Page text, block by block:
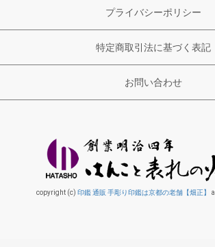
プライバシーポリシー
特定商取引法に基づく表記
お問い合わせ
copyright (c) 印鑑 通販 手彫り印鑑は京都の老舗【畑正】